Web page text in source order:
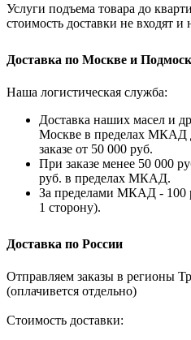
Услуги подъема товара до
стоимость доставки не входят и
Доставка по Москве и
Наша логистическая служба:
Доставка наших масел и
Москве в пределах МКАД
заказе от 50 000 руб.
При заказе менее 50 000
руб. в пределах МКАД.
За пределами МКАД - 100
1 сторону).
Доставка по России
Отправляем заказы в регионы
(оплачивется отдельно)
Стоимость доставки: